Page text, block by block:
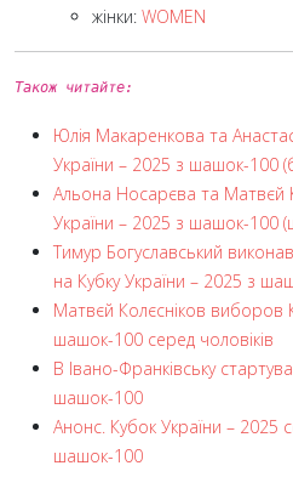
жінки: WOMEN
Також читайте:
Юлія Макаренкова та
України – 2025 з шашок-100
Альона Носарєва та Матвєй
України – 2025 з шашок-100
Тимур Богуславський
на Кубку України – 2025 з
Матвєй Колєсніков виборов
шашок-100 серед чоловіків
В Івано-Франківську
шашок-100
Анонс. Кубок України – 2025
шашок-100